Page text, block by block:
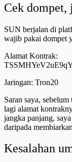
Cek dompet,
SUN berjalan di
wajib pakai dompet
Alamat Kontrak:
Jaringan: Tron20
Saran saya,
lagi alamat
jangka panjang,
daripada
Kesalahan